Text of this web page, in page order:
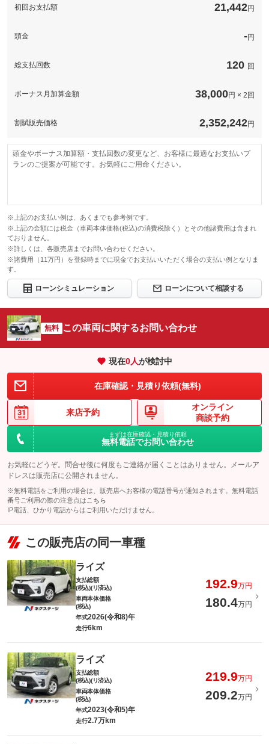
このパックの見積もり依頼（無料）
初回お支払額 21,442円
頭金 -円
総支払回数 120 回
ボーナス月加算金額 38,000円 × 2回
割賦販売価格 2,352,242円
頭金やボーナス加算額・支払回数の変更など、お客様に最適なお支払いプ
ランのご提案が可能です。お気軽にご用命ください。
※上記のお支払い例は、あくまでも参考例です。
※上記の金額には税金（車両本体価格(税込)の消費税除く）とその他諸費用は含まれ
ておりません。
※詳しくは、各販売店までお問い合わせください。
※諸費用（11万円）を登録時までに現金でお支払いいただく場合の支払い例となりま
す。
ローンシミュレーション ローンについて相談する
無料 この車両に関するお問い合わせ
現在0人が検討中
在庫確認・見積り依頼(無料)
来店予約
オンライン
商談予約
まずは在庫確認・見積り依頼
無料電話でお問い合わせ
お気軽にどうぞ。問合せ後に何度もご連絡が届くことはありません。メールア
ドレスは販売店に公開されません。
※無料電話をご利用の場合は、販売店へお客様の電話番号が通知されます。無料電話
番号ご利用の際の注意点は こちら
IP電話、ひかり電話からはご利用いただけません。
この販売店の同一車種
ライズ
支払総額
(税込)(リ済込)
192.9万円
車両本体価格
(税込)
180.4万円
年式2026(令和8)年
走行6km
ライズ
支払総額
(税込)(リ済込)
219.9万円
車両本体価格
(税込)
209.2万円
年式2023(令和5)年
走行2.7万km